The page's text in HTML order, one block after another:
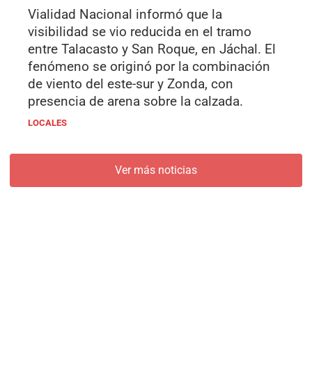
Vialidad Nacional informó que la
visibilidad se vio reducida en el tramo
entre Talacasto y San Roque, en Jáchal. El
fenómeno se originó por la combinación
de viento del este-sur y Zonda, con
presencia de arena sobre la calzada.
LOCALES
Ver más noticias